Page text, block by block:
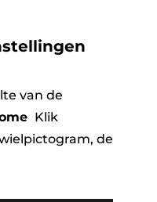
van de
​ Klik
de